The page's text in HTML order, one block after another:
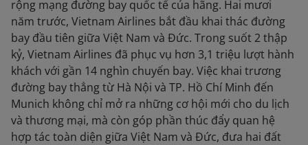
rộng mạng đường bay quốc tế của hãng. Hai mươi
năm trước, Vietnam Airlines bắt đầu khai thác đường
bay đầu tiên giữa Việt Nam và Đức. Trong suốt 2 thập
kỷ, Vietnam Airlines đã phục vụ hơn 3,1 triệu lượt hành
khách với gần 14 nghìn chuyến bay. Việc khai trương
đường bay thẳng từ Hà Nội và TP. Hồ Chí Minh đến
Munich không chỉ mở ra những cơ hội mới cho du lịch
và thương mại, mà còn góp phần thúc đẩy quan hệ
hợp tác toàn diện giữa Việt Nam và Đức, đưa hai đất